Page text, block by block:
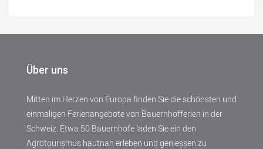
Über uns
Mitten im Herzen von Europa finden Sie die schönsten und
einmaligen Ferienangebote von Bauernhofferien in der
Schweiz. Etwa 50 Bauernhöfe laden Sie ein den
Agrotourismus hautnah erleben und geniessen zu